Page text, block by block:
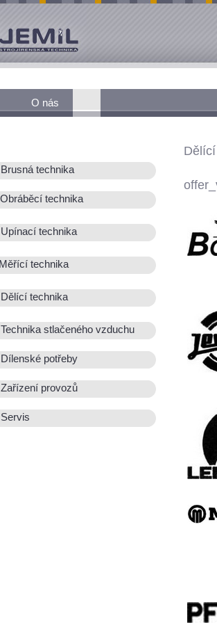
O nás
Brusná technika
Obráběcí technika
Upínací technika
Měřící technika
Dělící technika
Technika stlačeného vzduchu
Dílenské potřeby
Zařízení provozů
Servis